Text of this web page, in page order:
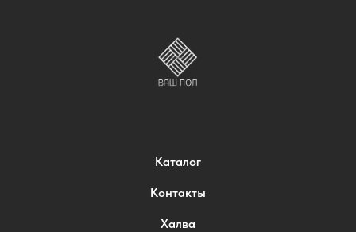
Каталог
Контакты
Халва